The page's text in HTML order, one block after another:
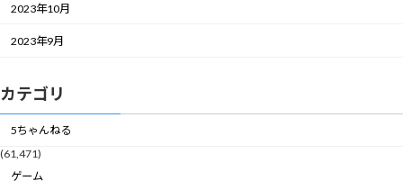
2023年10月
2023年9月
カテゴリ
5ちゃんねる
(61,471)
ゲーム